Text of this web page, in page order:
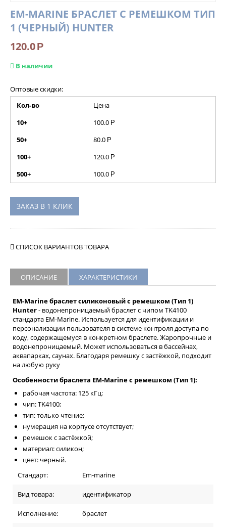
EM-MARINE БРАСЛЕТ С РЕМЕШКОМ ТИП
1 (ЧЕРНЫЙ) HUNTER
120.0Р
В наличии
Оптовые скидки:
Кол-во
Цена
10+
100.0 Р
50+ 80.0 Р
100+ 120.0 Р
500+ 100.0 Р
ЗАКАЗ В 1 КЛИК
СПИСОК ВАРИАНТОВ ТОВАРА
ОПИСАНИЕ ХАРАКТЕРИСТИКИ
EM-Marine браслет силиконовый с ремешком (Тип 1)
Hunter- водонепроницаемый браслет с чипом TK4100
стандарта EM-Marine. Используется для идентификации и
персонализации пользователя в системе контроля доступа по
коду, содержащемуся в конкретном браслете. Жаропрочные и
водонепроницаемый. Может использоваться в бассейнах,
аквапарках, саунах. Благодаря ремешку с застёжкой, подходит
на любую руку
Особенности браслета EM-Marine с ремешком (Тип 1):
рабочая частота: 125 кГц;
чип: TK4100;
тип: только чтение;
нумерация на корпусе отсутствует;
ремешок с застёжкой;
материал: силикон;
цвет: черный.
Стандарт:
Em-marine
Вид товара: идентификатор
Исполнение: браслет